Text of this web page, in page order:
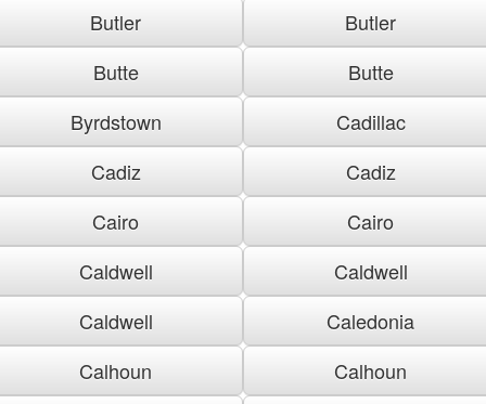
Butler
Butler
Butte
Butte
Byrdstown
Cadillac
Cadiz
Cadiz
Cairo
Cairo
Caldwell
Caldwell
Caldwell
Caledonia
Calhoun
Calhoun